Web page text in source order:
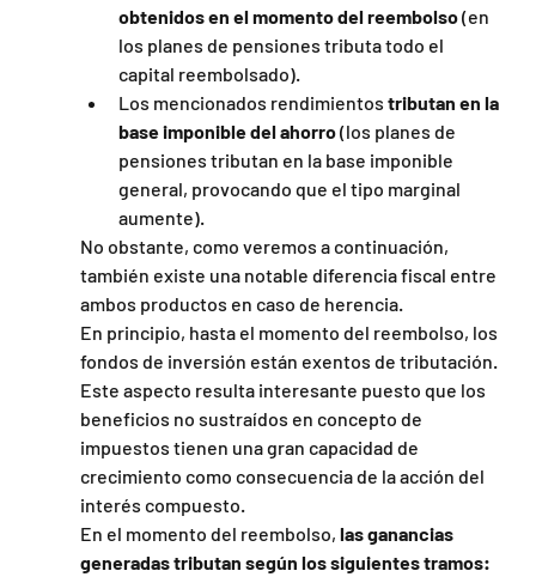
obtenidos en el momento del reembolso (en
los planes de pensiones tributa todo el
capital reembolsado).
Los mencionados rendimientos tributan en la
base imponible del ahorro (los planes de
pensiones tributan en la base imponible
general, provocando que el tipo marginal
aumente).
No obstante, como veremos a continuación,
también existe una notable diferencia fiscal entre
ambos productos en caso de herencia.
En principio, hasta el momento del reembolso, los
fondos de inversión están exentos de tributación.
Este aspecto resulta interesante puesto que los
beneficios no sustraídos en concepto de
impuestos tienen una gran capacidad de
crecimiento como consecuencia de la acción del
interés compuesto.
En el momento del reembolso, las ganancias
generadas tributan según los siguientes tramos: